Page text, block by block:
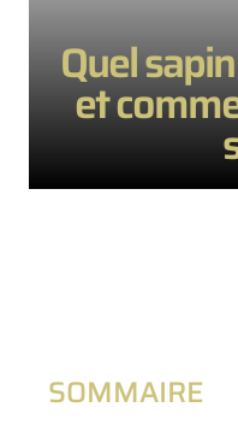
Quel
et
SOMMAIRE